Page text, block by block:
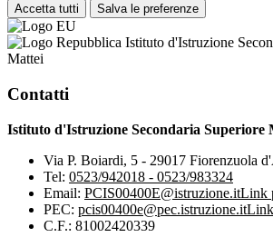
Accetta tutti Salva le preferenze
Istituto d'Istruzione
Mattei
Contatti
Istituto d'Istruzione Secondaria Superiore
Via P. Boiardi, 5 - 29017 Fiorenzuola
Tel: 0523/942018 - 0523/983324
Email: PCIS00400E@istruzione.itLink
PEC: pcis00400e@pec.istruzione.it
C.F.: 81002420339